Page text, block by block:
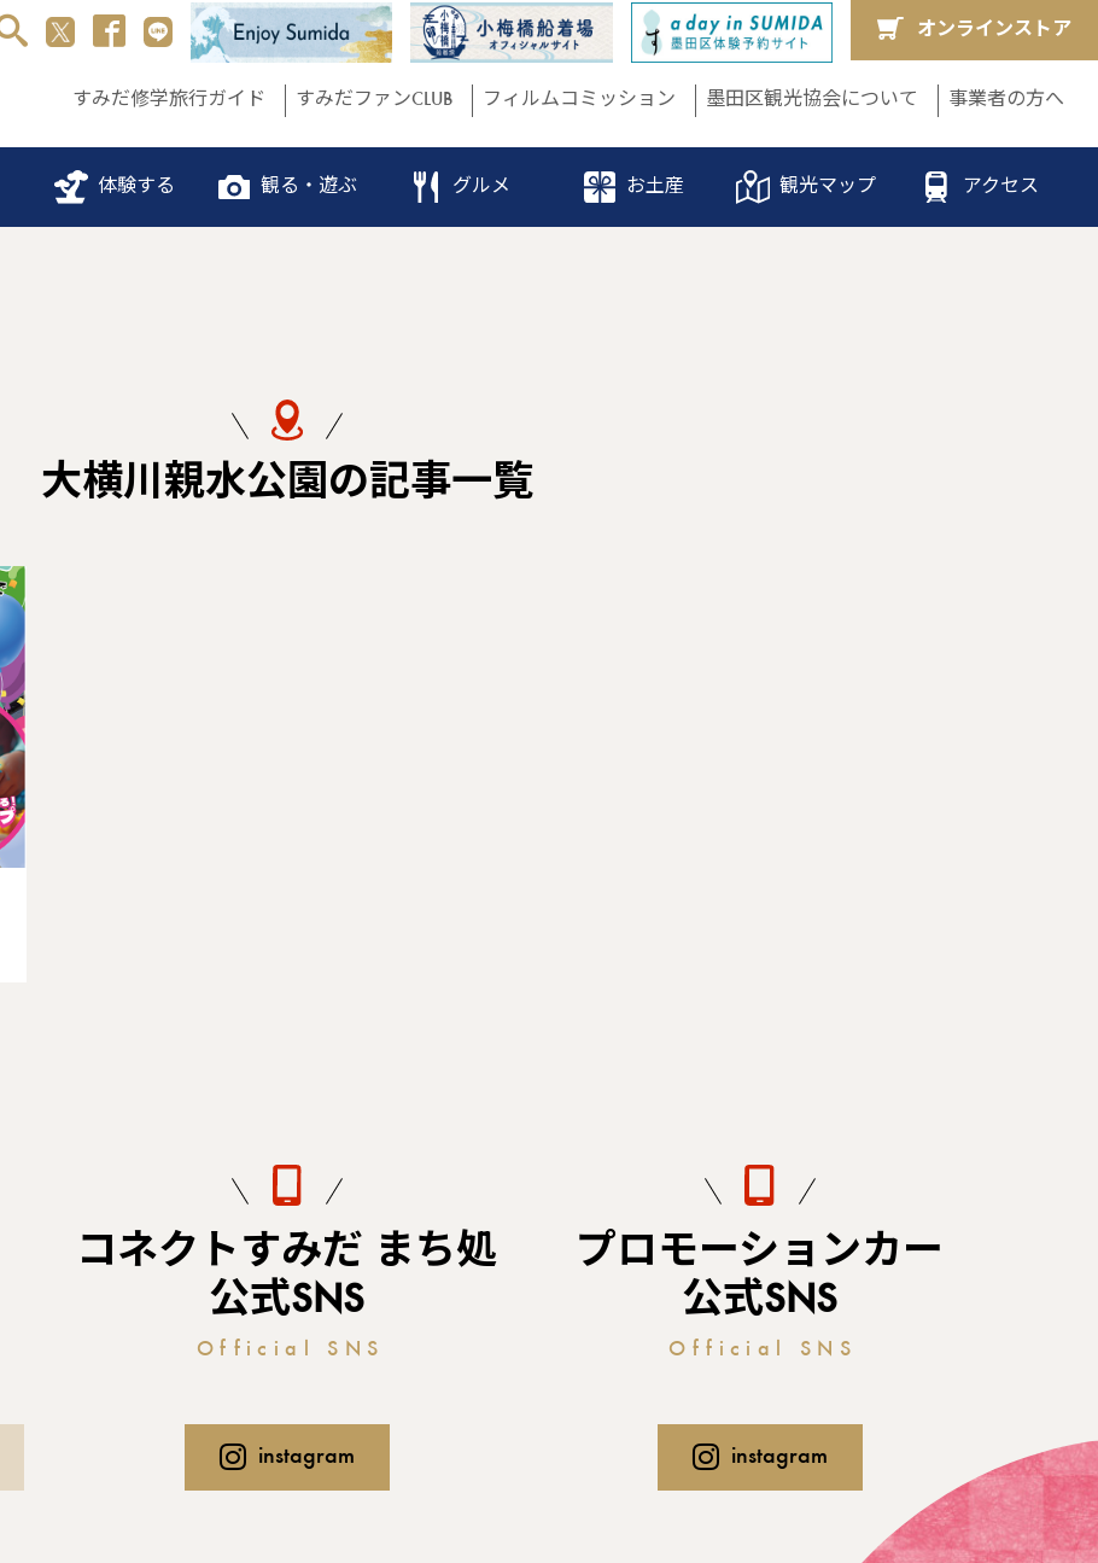
オンラインストア
すみだ修学旅行ガイド すみだファンCLUB フィルムコミッション 墨田区観光協会について 事業者の方へ
体験する 観る・遊ぶ グルメ お土産 観光マップ アクセス
大横川親水公園の記事一覧
コネクトすみだ まち処
公式SNS
Official SNS
instagram
プロモーションカー
公式SNS
Official SNS
instagram